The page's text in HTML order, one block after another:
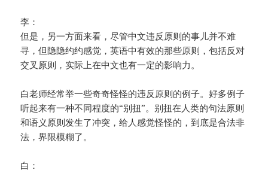
李：
但是，另一方面来看，尽管中文违反原则的事儿并不难
寻，但隐隐约约感觉，英语中有效的那些原则，包括反对
交叉原则，实际上在中文也有一定的影响力。
白老师经常举一些奇奇怪怪的违反原则的例子。好多例子
听起来有一种不同程度的“别扭”。别扭在人类的句法原则
和语义原则发生了冲突，给人感觉怪怪的，到底是合法非
法，界限模糊了。
白：